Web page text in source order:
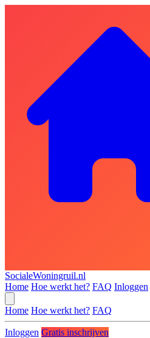
SocialeWoningruil.nl
Home Hoe werkt het? FAQ Inloggen
Home Hoe werkt het? FAQ
Inloggen Gratis inschrijven